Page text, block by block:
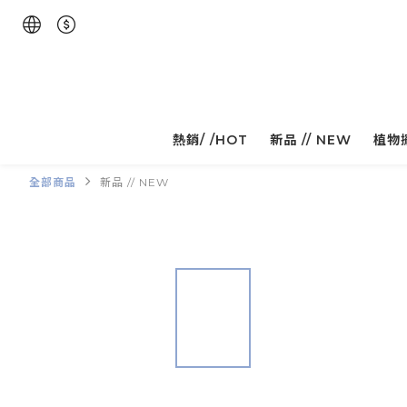
熱銷/ /HOT 新品 // NEW 植物
全部商品 新品 // NEW